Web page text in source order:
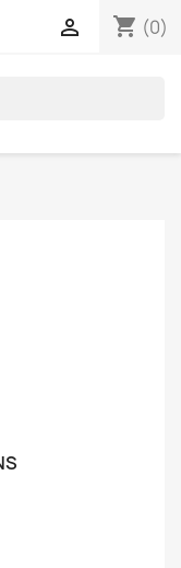
shopping_cart (0)
